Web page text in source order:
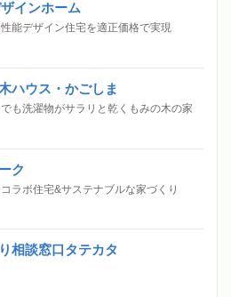
インホーム
性能デザイン住宅を適正価格で実現
ハウス・かごしま
も洗濯物がサラリと乾くもみの木の家
ク
ラボ住宅&サステナブルな家づくり
相談窓口タテカタ